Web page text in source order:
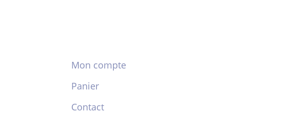
Mon compte
Panier
Contact